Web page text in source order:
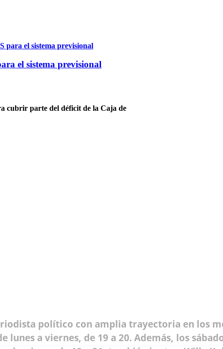
el sistema previsional
cubrir parte del déficit de la Caja de
político con amplia trayectoria en los
a viernes, de 19 a 20. Además, los